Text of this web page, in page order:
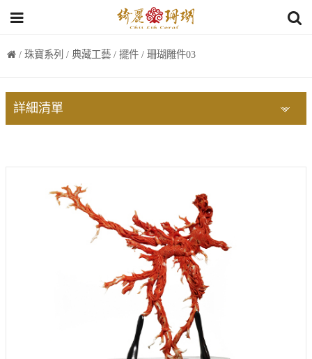
/ 珠寶系列 / 典藏工藝 / 擺件 / 珊瑚雕件03
詳細清單